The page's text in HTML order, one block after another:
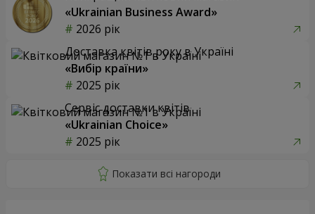
«Ukrainian Business Award»
2026 рік
Доставка квітів року в Україні
«Вибір країни»
2025 рік
Сервіс доставки квітів
«Ukrainian Choice»
2025 рік